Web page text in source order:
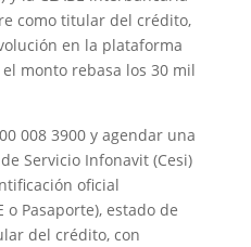
como titular del crédito,
en la plataforma
monto rebasa los 30 mil
008 3900 y agendar una
Servicio Infonavit (Cesi)
oficial
Pasaporte), estado de
del crédito, con